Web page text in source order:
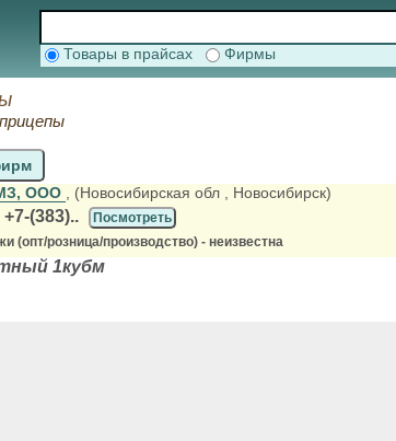
Товары в прайсах Фирмы
ООО , (Новосибирская обл , Новосибирск)
+7-(383)..
Посмотреть
(опт/розница/производство) - неизвестна
1кубм